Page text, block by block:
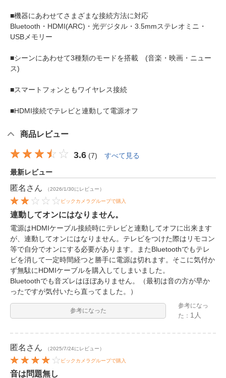
■機器にあわせてさまざまな接続方法に対応
Bluetooth・HDMI(ARC)・光デジタル・3.5mmステレオミニ・
USBメモリー
■シーンにあわせて3種類のモードを搭載 (音楽・映画・ニュー
ス)
■スマートフォンともワイヤレス接続
■HDMI接続でテレビと連動して電源オフ
商品レビュー
3.6 (7) すべて見る
最新レビュー
匿名 さん （2026/1/30にレビュー）
ビックカメラグループで購入
連動してオンにはなりません。
電源はHDMIケーブル接続時にテレビと連動してオフに出来ます
が、連動してオンにはなりません。テレビをつけた際はリモコン
等で自分でオンにする必要があります。またBluetoothでもテレ
ビを消して一定時間経つと勝手に電源は切れます。そこに気付か
ず無駄にHDMIケーブルを購入してしまいました。
Bluetoothでも音ズレはほぼありません。（最初は音の方が早か
ったですが気付いたら直ってました。）
参考になった
参考になっ
た： 1人
匿名 さん （2025/7/24にレビュー）
ビックカメラグループで購入
音は問題無し